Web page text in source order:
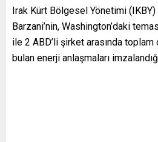
Irak Kürt Bölgesel Yönetimi (IKBY)
Barzani’nin, Washington’daki
ile 2 ABD’li şirket arasında
bulan enerji anlaşmaları